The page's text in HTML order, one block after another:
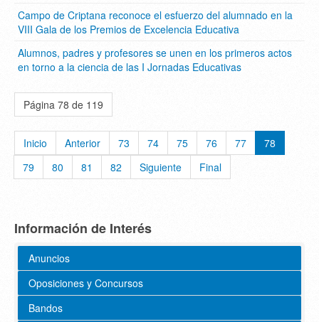
Campo de Criptana reconoce el esfuerzo del alumnado en la
VIII Gala de los Premios de Excelencia Educativa
Alumnos, padres y profesores se unen en los primeros actos
en torno a la ciencia de las I Jornadas Educativas
Página 78 de 119
Inicio Anterior 73 74 75 76 77
78
79
80 81 82 Siguiente Final
Información de Interés
Anuncios
Oposiciones y Concursos
Bandos